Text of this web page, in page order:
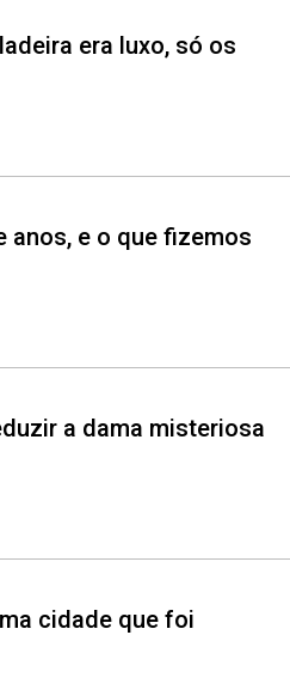
era luxo, só os
anos, e o que fizemos
a dama misteriosa
cidade que foi